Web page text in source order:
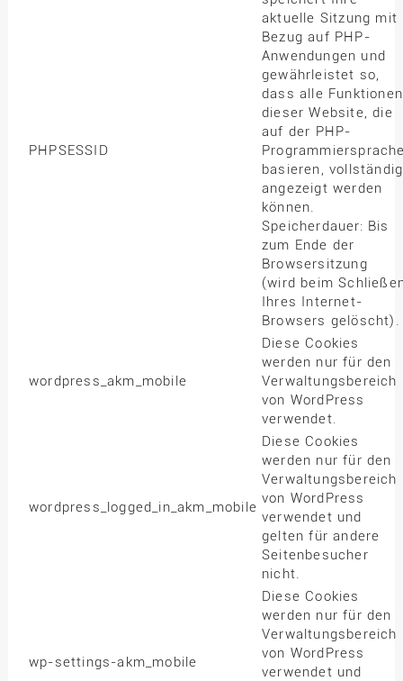
PHPSESSID
aktuelle Sitzung mit
Bezug auf PHP-
Anwendungen und
gewährleistet so,
dass alle Funktionen
dieser Website, die
auf der PHP-
basieren, vollständig
angezeigt werden
können.
Speicherdauer: Bis
zum Ende der
Browsersitzung
(wird beim
Ihres Internet-
Browsers gelöscht).
wordpress_akm_mobile
Diese Cookies
werden nur für den
Verwaltungsbereich
von WordPress
verwendet.
wordpress_logged_in_akm_mobile
Diese Cookies
werden nur für den
Verwaltungsbereich
von WordPress
verwendet und
gelten für andere
Seitenbesucher
nicht.
wp-settings-akm_mobile
Diese Cookies
werden nur für den
Verwaltungsbereich
von WordPress
verwendet und